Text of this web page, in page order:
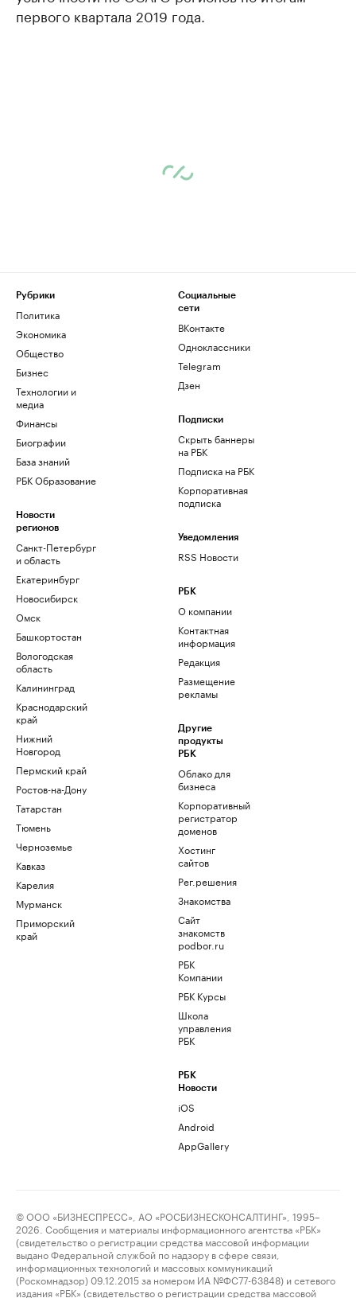
первого квартала 2019 года.
Рубрики
Политика
Экономика
Общество
Бизнес
Технологии и
медиа
Финансы
Биографии
База знаний
РБК Образование
Новости
регионов
Санкт-Петербург
и область
Екатеринбург
Новосибирск
Омск
Башкортостан
Вологодская
область
Калининград
Краснодарский
край
Нижний
Новгород
Пермский край
Ростов-на-Дону
Татарстан
Тюмень
Черноземье
Кавказ
Карелия
Мурманск
Приморский
край
Социальные
сети
ВКонтакте
Одноклассники
Telegram
Дзен
Подписки
Скрыть баннеры
на РБК
Подписка на РБК
Корпоративная
подписка
Уведомления
RSS Новости
РБК
О компании
Контактная
информация
Редакция
Размещение
рекламы
Другие
продукты
РБК
Облако для
бизнеса
Корпоративный
регистратор
доменов
Хостинг
сайтов
Рег.решения
Знакомства
Сайт
знакомств
podbor.ru
РБК
Компании
РБК Курсы
Школа
управления
РБК
РБК
Новости
iOS
Android
AppGallery
© ООО «БИЗНЕСПРЕСС», АО «РОСБИЗНЕСКОНСАЛТИНГ», 1995–
2026. Сообщения и материалы информационного агентства «РБК»
(свидетельство о регистрации средства массовой информации
выдано Федеральной службой по надзору в сфере связи,
информационных технологий и массовых коммуникаций
(Роскомнадзор) 09.12.2015 за номером ИА №ФС77-63848) и сетевого
издания «РБК» (свидетельство о регистрации средства массовой